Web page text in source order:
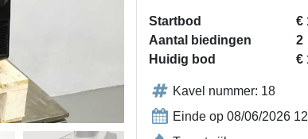
Startbod
€
Aantal biedingen
2
Huidig bod
€
Kavel nummer: 18
Einde op 08/06/2026